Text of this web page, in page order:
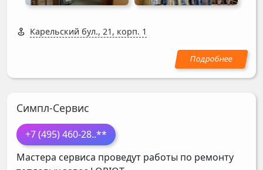
Карельский бул., 21, корп. 1
Симпл-Сервис
+7 (495) 460-28..**
Мастера сервиса проведут работы по ремонту